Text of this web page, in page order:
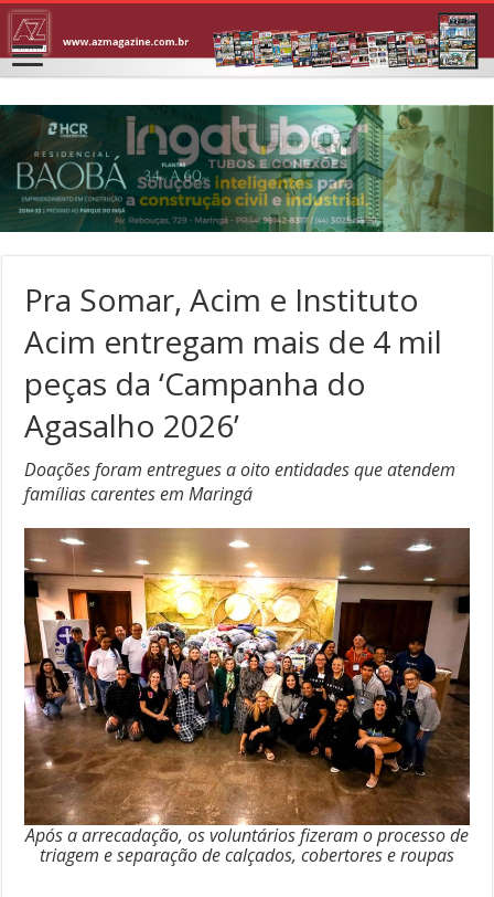
Pra Somar, Acim e Instituto
Acim entregam mais de 4 mil
peças da ‘Campanha do
Agasalho 2026’
Doações foram entregues a oito entidades que atendem
famílias carentes em Maringá
Após a arrecadação, os voluntários fizeram o processo de
triagem e separação de calçados, cobertores e roupas